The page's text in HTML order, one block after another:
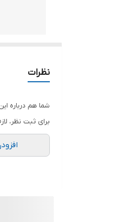
نظرات
شما هم درباره
برای ثبت نظر،